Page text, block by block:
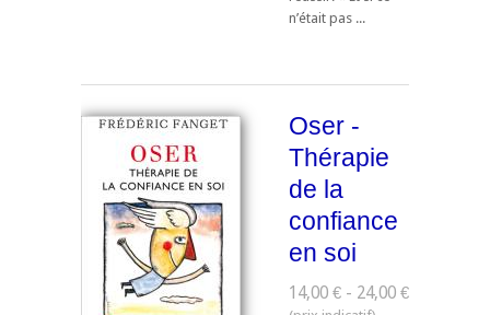
n’était pas ...
Oser -
Thérapie
de la
confiance
en soi
14,00 € - 24,00 €